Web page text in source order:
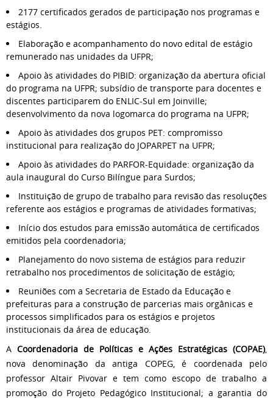
2177 certificados gerados de participação nos programas e
estágios.
Elaboração e acompanhamento do novo edital de estágio
remunerado nas unidades da UFPR;
Apoio às atividades do PIBID: organização da abertura oficial
do programa na UFPR; subsídio de transporte para docentes e
discentes participarem do ENLIC-Sul em Joinville;
desenvolvimento da nova logomarca do programa na UFPR;
Apoio às atividades dos grupos PET: compromisso
institucional para realização do JOPARPET na UFPR;
Apoio às atividades do PARFOR-Equidade: organização da
aula inaugural do Curso Bilíngue para Surdos;
Instituição de grupo de trabalho para revisão das resoluções
referente aos estágios e programas de atividades formativas;
Início dos estudos para emissão automática de certificados
emitidos pela coordenadoria;
Planejamento do novo sistema de estágios para reduzir
retrabalho nos procedimentos de solicitação de estágio;
Reuniões com a Secretaria de Estado da Educação e
prefeituras para a construção de parcerias mais orgânicas e
processos simplificados para os estágios e projetos
institucionais da área de educação.
A Coordenadoria de Políticas e Ações Estratégicas (COPAE),
nova denominação da antiga COPEG, é coordenada pelo
professor Altair Pivovar e tem como escopo de trabalho a
promoção do Projeto Pedagógico Institucional; a garantia do